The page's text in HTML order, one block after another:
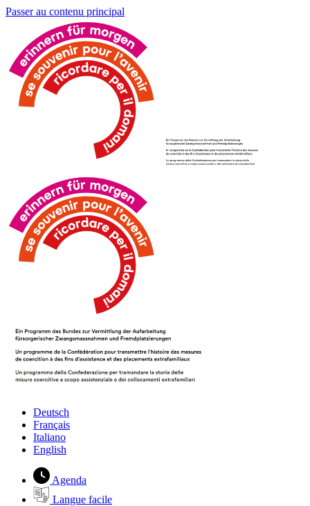
Passer au contenu principal
Deutsch
Français
Italiano
English
Agenda
Langue facile